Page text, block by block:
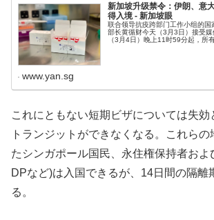
新加坡升级禁令：伊朗、意
得入境 - 新加坡眼
联合领导抗疫跨部门工作小组的国
部长黄循财今天（3月3日）接受
（3月4日）晚上11时59分起，所
www.yan.sg
これにともない短期ビザについては失効
トランジットができなくなる。これらの
たシンガポール国民、永住権保持者およ
DPなど)は入国できるが、14日間の隔離
る。